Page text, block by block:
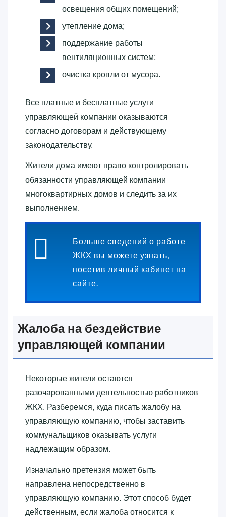
освещения общих помещений;
утепление дома;
поддержание работы
вентиляционных систем;
очистка кровли от мусора.
Все платные и бесплатные услуги
управляющей компании оказываются
согласно договорам и действующему
законодательству.
Жители дома имеют право контролировать
обязанности управляющей компании
многоквартирных домов и следить за их
выполнением.
Больше сведений о работе
ЖКХ вы можете узнать,
посетив личный кабинет на
сайте.
Жалоба на бездействие
управляющей компании
Некоторые жители остаются
разочарованными деятельностью работников
ЖКХ. Разберемся, куда писать жалобу на
управляющую компанию, чтобы заставить
коммунальщиков оказывать услуги
надлежащим образом.
Изначально претензия может быть
направлена непосредственно в
управляющую компанию. Этот способ будет
действенным, если жалоба относится к